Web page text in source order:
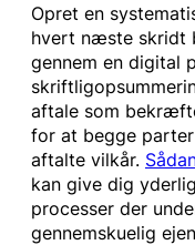
Opret en
hvert næste skridt
gennem en digital
aftale som
for at begge
aftalte vilkår.
kan give dig
processer der
gennemskuelig